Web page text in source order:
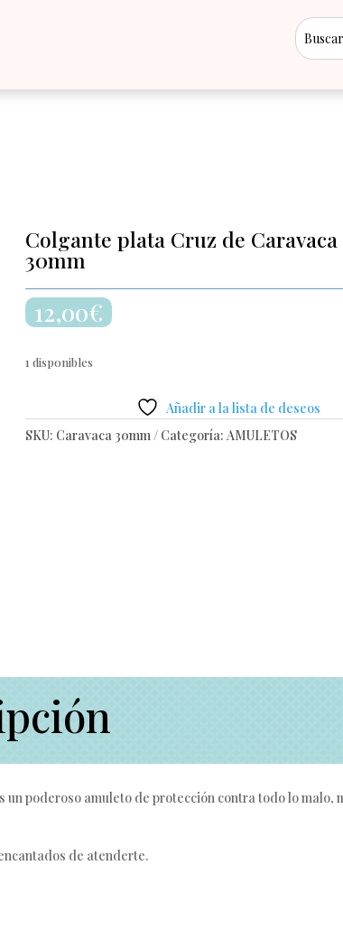
Colgante plata Cruz de
30mm
12,00€
1 disponibles
Añadir a la lista de deseos
SKU: Caravaca 30mm Categoría: AMULETOS
poderoso amuleto de protección contra todo lo malo,
de atenderte.